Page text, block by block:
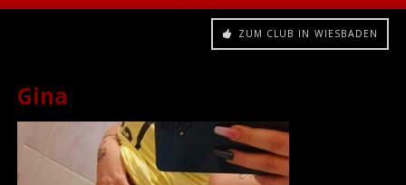
ZUM CLUB IN WIESBADEN
Gina